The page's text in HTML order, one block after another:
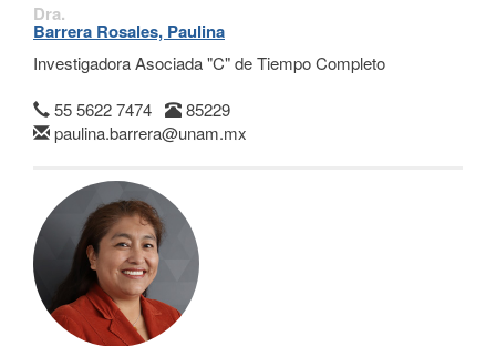
Dra.
Barrera Rosales, Paulina
Investigadora Asociada "C" de Tiempo Completo
55 5622 7474
85229
paulina.barrera@unam.mx